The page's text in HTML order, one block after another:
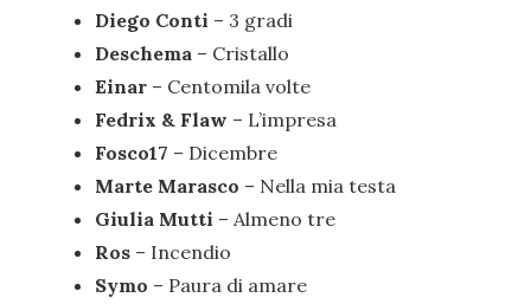
Diego Conti – 3 gradi
Deschema – Cristallo
Einar – Centomila volte
Fedrix & Flaw – L’impresa
Fosco17 – Dicembre
Marte Marasco – Nella mia testa
Giulia Mutti – Almeno tre
Ros – Incendio
Symo – Paura di amare